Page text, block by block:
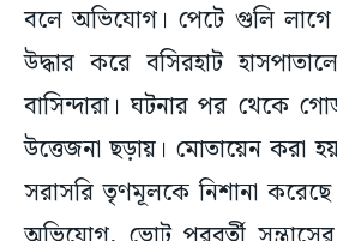
বলে অভিযোগ। পেটে গুলি
উদ্ধার করে বসিরহাট
বাসিন্দারা। ঘটনার পর থেকে
উত্তেজনা ছড়ায়। মোতায়েন করা
সরাসরি তৃণমূলকে নিশানা